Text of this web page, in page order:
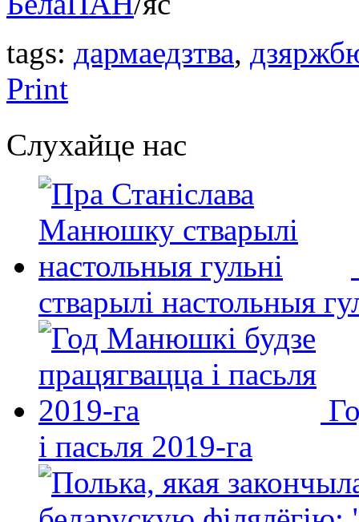
tags: дармаедзтва,
Print
Слухайце нас
стварылі настольныя
і пасьля 2019-га